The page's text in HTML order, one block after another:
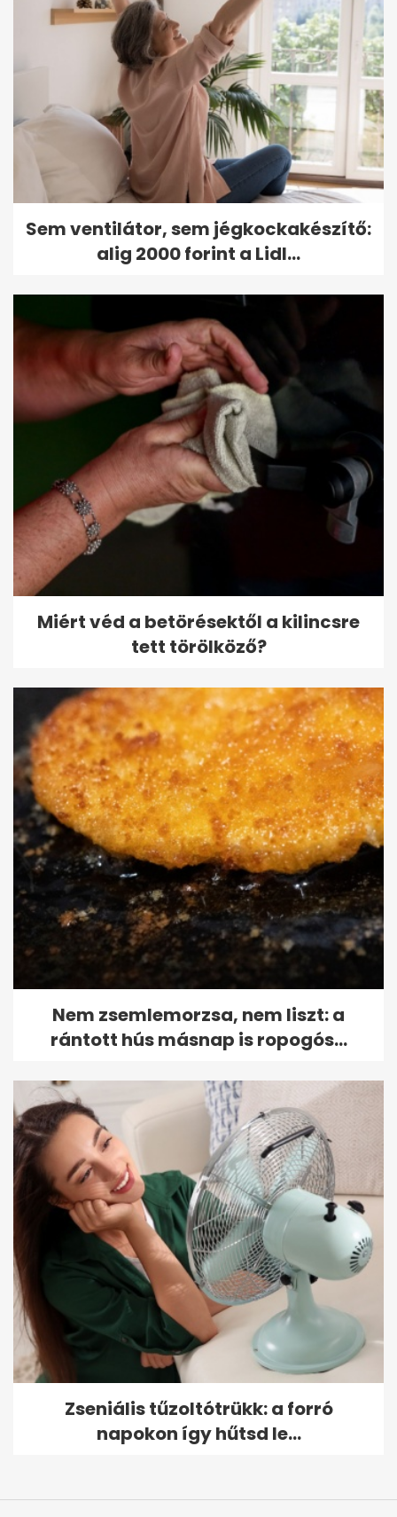
Sem ventilátor, sem jégkockakészítő:
alig 2000 forint a Lidl...
Miért véd a betörésektől a kilincsre
tett törölköző?
Nem zsemlemorzsa, nem liszt: a
rántott hús másnap is ropogós...
Zseniális tűzoltótrükk: a forró
napokon így hűtsd le...